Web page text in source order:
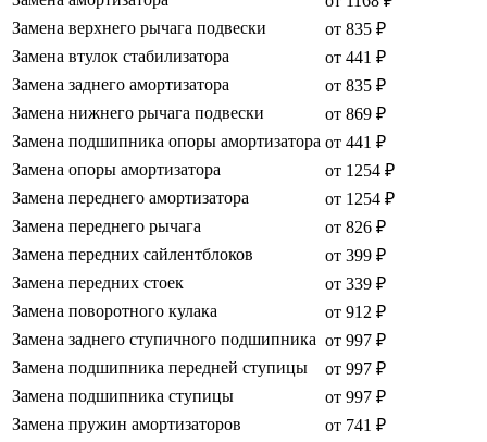
Замена верхнего рычага подвески
от 835 ₽
Замена втулок стабилизатора
от 441 ₽
Замена заднего амортизатора
от 835 ₽
Замена нижнего рычага подвески
от 869 ₽
Замена подшипника опоры амортизатора от 441 ₽
Замена опоры амортизатора
от 1254 ₽
Замена переднего амортизатора
от 1254 ₽
Замена переднего рычага
от 826 ₽
Замена передних сайлентблоков
от 399 ₽
Замена передних стоек
от 339 ₽
Замена поворотного кулака
от 912 ₽
Замена заднего ступичного подшипника от 997 ₽
Замена подшипника передней ступицы
от 997 ₽
Замена подшипника ступицы
от 997 ₽
Замена пружин амортизаторов
от 741 ₽